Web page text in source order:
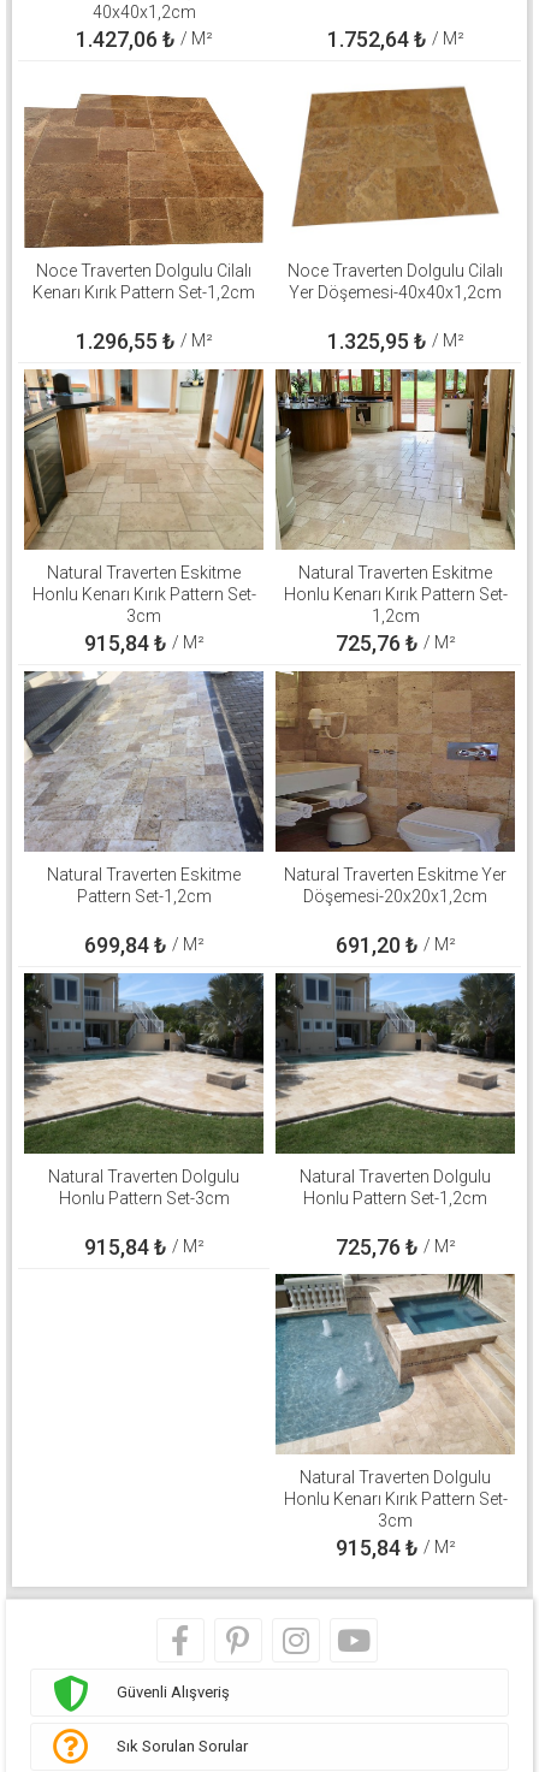
40x40x1,2cm
1.427,06 ₺ / M² 1.752,64₺ / M²
Noce Traverten Dolgulu Cilalı
Kenarı Kırık Pattern Set-1,2cm
1.296,55 ₺ / M²
Noce Traverten Dolgulu Cilalı
Yer Döşemesi-40x40x1,2cm
1.325,95 ₺ / M²
Natural Traverten Eskitme
Honlu Kenarı Kırık Pattern Set-
3cm
915,84₺ / M²
Natural Traverten Eskitme
Honlu Kenarı Kırık Pattern Set-
1,2cm
725,76 ₺ / M²
Natural Traverten Eskitme
Pattern Set-1,2cm
699,84₺ / M²
Natural Traverten Eskitme Yer
Döşemesi-20x20x1,2cm
691,20₺ / M²
Natural Traverten Dolgulu
Honlu Pattern Set-3cm
915,84₺ / M²
Natural Traverten Dolgulu
Honlu Pattern Set-1,2cm
725,76 ₺ / M²
Natural Traverten Dolgulu
Honlu Kenarı Kırık Pattern Set-
3cm
915,84₺ / M²
Güvenli Alışveriş
Sık Sorulan Sorular